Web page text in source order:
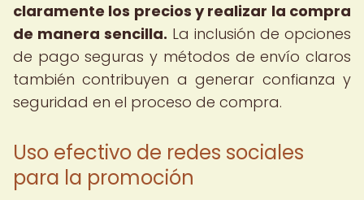
claramente los precios y realizar la compra
de manera sencilla. La inclusión de opciones
de pago seguras y métodos de envío claros
también contribuyen a generar confianza y
seguridad en el proceso de compra.
Uso efectivo de redes sociales
para la promoción